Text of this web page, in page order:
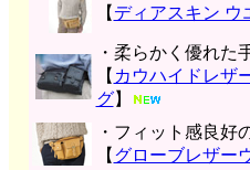
【 ディアスキン ウ
・柔らかく優れた
【 カウハイドレザ
グ】
・フィット感良好
【 グローブレザー